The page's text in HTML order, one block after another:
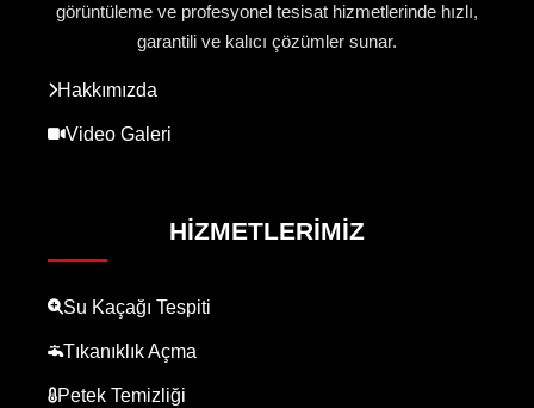
görüntüleme ve profesyonel tesisat hizmetlerinde hızlı,
garantili ve kalıcı çözümler sunar.
Hakkımızda
Video Galeri
HIZMETLERIMIZ
Su Kaçağı Tespiti
Tıkanıklık Açma
Petek Temizliği